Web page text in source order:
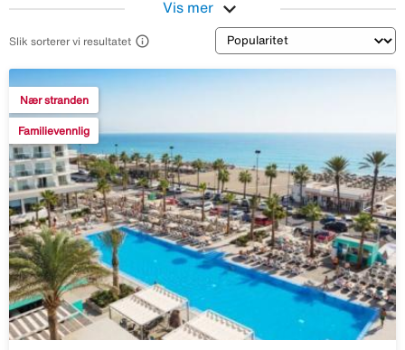
Vis mer expand_more
Slik sorterer vi resultatet  Sortering
Nær stranden
Familievennlig